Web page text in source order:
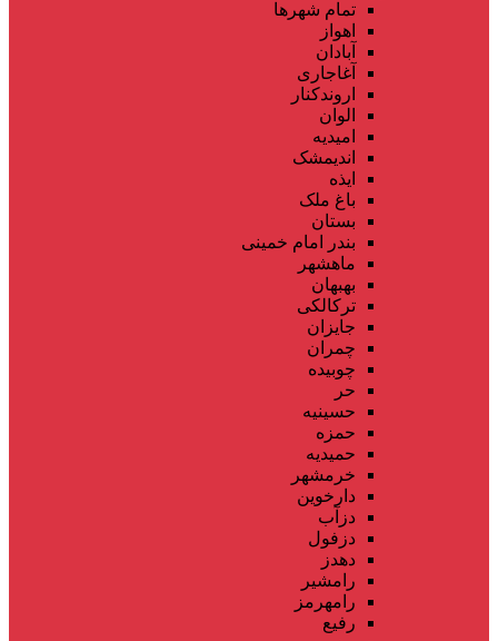
تمام شهر‌ها
اهواز
آبادان
آغاجاری
اروندکنار
الوان
امیدیه
اندیمشک
ایذه
باغ ملک
بستان
بندر امام خمینی
ماهشهر
بهبهان
ترکالکی
جایزان
چمران
چوبیده
حر
حسینیه
حمزه
حمیدیه
خرمشهر
دارخوین
دزآب
دزفول
دهدز
رامشیر
رامهرمز
رفیع